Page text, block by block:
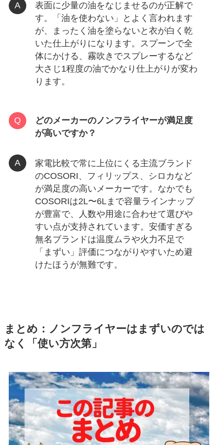
表面に少量の油をなじませるのが正解で
す。「油を使わない」とよく言われます
が、まったく油を塗らないと衣が白く乾
いた仕上がりになります。スプーンで全
体にかける、霧吹きでスプレーするなど
大さじ1程度の油でかなり仕上がりが変わ
ります。
どのメーカーのノンフライヤーが満足度
が高いですか？
家電比較で常に上位にくる主流ブランド
のCOSORI、フィリップス、シロカなど
が満足度の高いメーカーです。なかでも
COSORIは2L〜6Lまで容量ラインナップ
が豊富で、人数や用途に合わせて選びや
すい点が支持されています。安価すぎる
無名ブランドは温度ムラや火力不足で
「まずい」評価につながりやすいため避
けたほうが無難です。
まとめ：ノンフライヤーはまずいのでは
なく「使い方次第」